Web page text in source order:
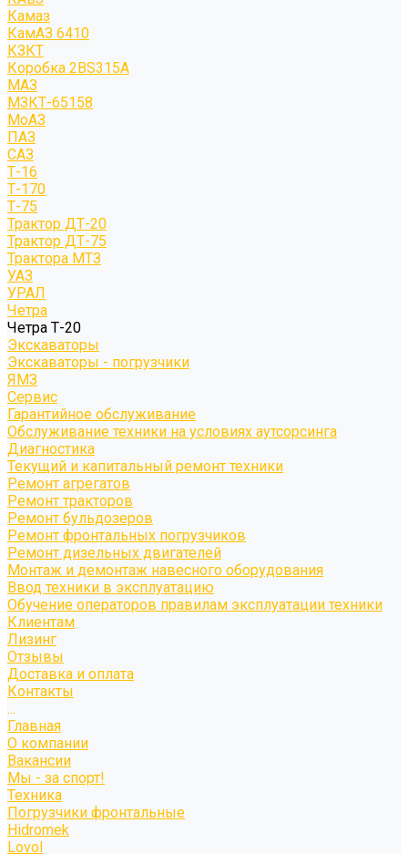
Камаз
КамАЗ 6410
КЗКТ
Коробка 2BS315A
МАЗ
МЗКТ-65158
МоАЗ
ПАЗ
САЗ
Т-16
Т-170
Т-75
Трактор ДТ-20
Трактор ДТ-75
Трактора МТЗ
УАЗ
УРАЛ
Четра
Четра Т-20
Экскаваторы
Экскаваторы - погрузчики
ЯМЗ
Сервис
Гарантийное обслуживание
Обслуживание техники на условиях аутсорсинга
Диагностика
Текущий и капитальный ремонт техники
Ремонт агрегатов
Ремонт тракторов
Ремонт бульдозеров
Ремонт фронтальных погрузчиков
Ремонт дизельных двигателей
Монтаж и демонтаж навесного оборудования
Ввод техники в эксплуатацию
Обучение операторов правилам эксплуатации техники
Клиентам
Лизинг
Отзывы
Доставка и оплата
Контакты
...
Главная
О компании
Вакансии
Мы - за спорт!
Техника
Погрузчики фронтальные
Hidromek
Lovol